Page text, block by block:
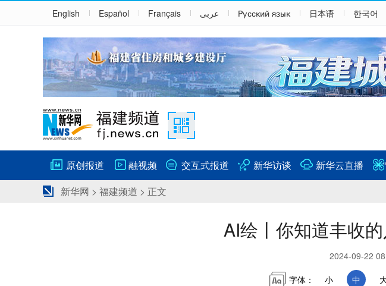
English Español Français عربى Русский язык 日本语 한국어
原创报道 融视频 交互式报道 新华访谈 新华云直播
新华网 > 福建频道 > 正文
AI绘丨你知道丰收
2024-09-22
字体：
小 中